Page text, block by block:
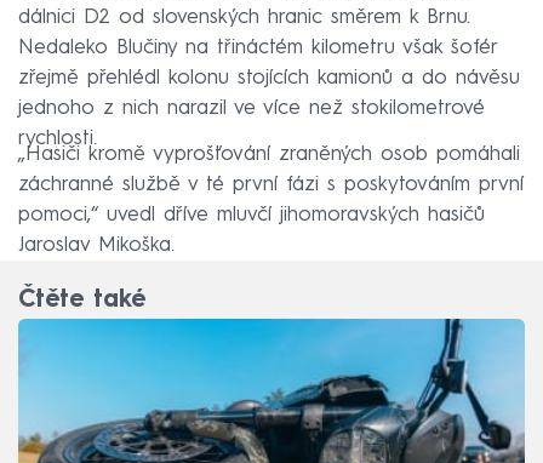
dálnici D2 od slovenských hranic směrem k Brnu.
Nedaleko Blučiny na třináctém kilometru však šofér
zřejmě přehlédl kolonu stojících kamionů a do návěsu
jednoho z nich narazil ve více než stokilometrové
rychlosti.
„Hasiči kromě vyprošťování zraněných osob pomáhali
záchranné službě v té první fázi s poskytováním první
pomoci,“ uvedl dříve mluvčí jihomoravských hasičů
Jaroslav Mikoška.
Čtěte také